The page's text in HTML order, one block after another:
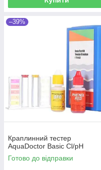
–39%
Краплинний тестер
AquaDoctor Basic Cl/pH
Готово до відправки